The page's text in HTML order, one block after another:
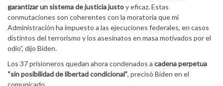
garantizar un sistema de justicia justoy eficaz. Estas
conmutaciones son coherentes con la moratoria que mi
Administración ha impuesto a las ejecuciones federales, en casos
distintos del terrorismo y los asesinatos en masa motivados por el
odio”, dijo Biden.
Los 37 prisioneros quedan ahora condenados a cadena perpetua
“sin posibilidad de libertad condicional”, precisó Biden en el
comunicado.